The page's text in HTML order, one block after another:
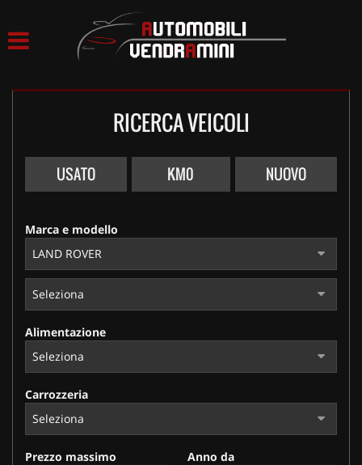
ASSISTENZA
RICERCA VEICOLI
USATO KM0 NUOVO
Marca e modello
Alimentazione
Carrozzeria
Prezzo massimo Anno da